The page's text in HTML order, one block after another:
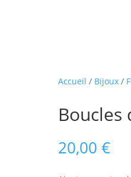
Accueil / Bijoux /
Boucles
20,00 €